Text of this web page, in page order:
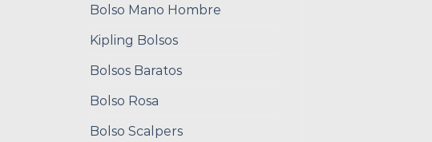
Bolso Mano Hombre
Kipling Bolsos
Bolsos Baratos
Bolso Rosa
Bolso Scalpers